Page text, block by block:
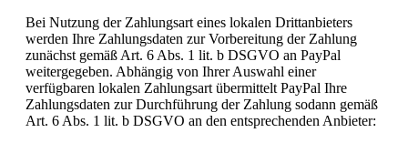
Bei Nutzung der Zahlungsart eines lokalen Drittanbieters
werden Ihre Zahlungsdaten zur Vorbereitung der Zahlung
zunächst gemäß Art. 6 Abs. 1 lit. b DSGVO an PayPal
weitergegeben. Abhängig von Ihrer Auswahl einer
verfügbaren lokalen Zahlungsart übermittelt PayPal Ihre
Zahlungsdaten zur Durchführung der Zahlung sodann gemäß
Art. 6 Abs. 1 lit. b DSGVO an den entsprechenden Anbieter: